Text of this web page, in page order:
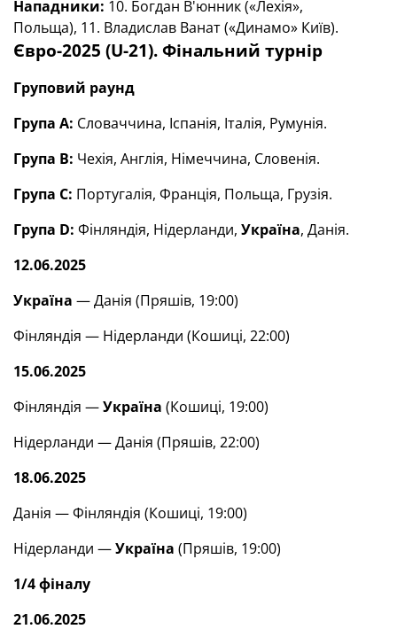
Нападники: 10. Богдан В'юнник («Лехія»,
Польща), 11. Владислав Ванат («Динамо» Київ).
Євро-2025 (U-21). Фінальний турнір
Груповий раунд
Група А: Словаччина, Іспанія, Італія, Румунія.
Група В: Чехія, Англія, Німеччина, Словенія.
Група С: Португалія, Франція, Польща, Грузія.
Група D: Фінляндія, Нідерланди, Україна, Данія.
12.06.2025
Україна — Данія (Пряшів, 19:00)
Фінляндія — Нідерланди (Кошиці, 22:00)
15.06.2025
Фінляндія —Україна (Кошиці, 19:00)
Нідерланди — Данія (Пряшів, 22:00)
18.06.2025
Данія — Фінляндія (Кошиці, 19:00)
Нідерланди —Україна (Пряшів, 19:00)
1/4 фіналу
21.06.2025